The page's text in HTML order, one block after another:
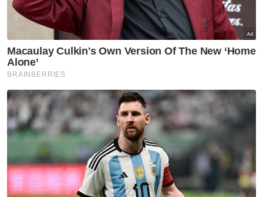
Muat turun aplikasi Sinar Harian.Klik di sini!